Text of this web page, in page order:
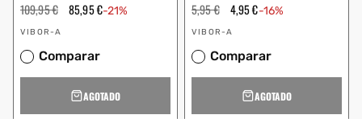
Precio
habitual
109,95 € Precio
de
85,95 €-21%
Proveedor:
VIBOR-A
Comparar
AGOTADO
Precio
habitual
5,95 € Precio
de
oferta
4,95 €-16%
Proveedor:
VIBOR-A
Comparar
AGOTADO